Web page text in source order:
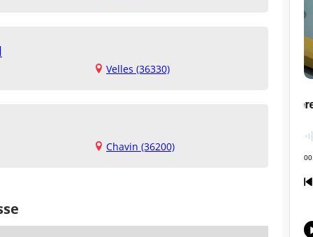
Velles (36330)
Chavin (36200)